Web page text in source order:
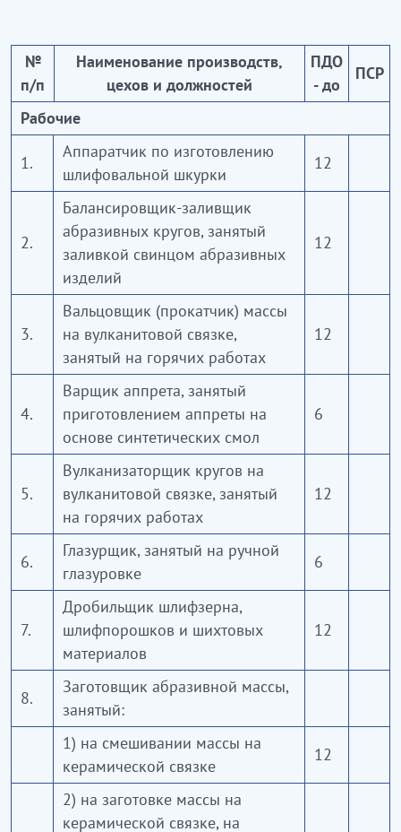
№
п/п
Наименование производств,
цехов и должностей
ПДО
- до
ПСР
Рабочие
1.
Аппаратчик по изготовлению
шлифовальной шкурки
12
2.
Балансировщик-заливщик
абразивных кругов, занятый
заливкой свинцом абразивных
изделий
12
3.
Вальцовщик (прокатчик) массы
на вулканитовой связке,
занятый на горячих работах
12
4.
Варщик аппрета, занятый
приготовлением аппреты на
основе синтетических смол
6
5.
Вулканизаторщик кругов на
вулканитовой связке, занятый
на горячих работах
12
6.
Глазурщик, занятый на ручной
глазуровке
6
7.
Дробильщик шлифзерна,
шлифпорошков и шихтовых
материалов
12
8.
Заготовщик абразивной массы,
занятый:
1) на смешивании массы на
керамической связке
12
2) на заготовке массы на
керамической связке, на